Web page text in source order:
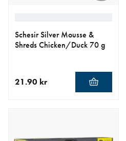
Schesir Silver Mousse &
Shreds Chicken/Duck 70 g
21.90 kr